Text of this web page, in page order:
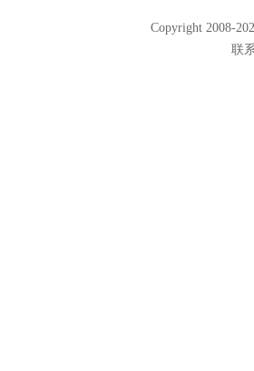
Copyright 2008-
联